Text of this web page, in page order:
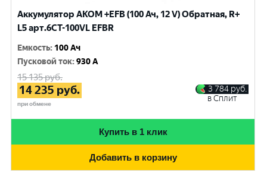
Аккумулятор AKOM +EFB (100 Ач, 12 V) Обратная, R+
L5 арт.6СТ-100VL EFBR
Емкость: 100 Ач
Пусковой ток:930 A
15 135руб.
14 235 руб.
при обмене
3 784 руб.
в Сплит
Купить в 1 клик
Добавить в корзину